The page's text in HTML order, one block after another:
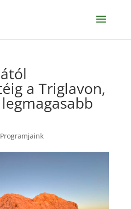
a Triglavon,
Programjaink